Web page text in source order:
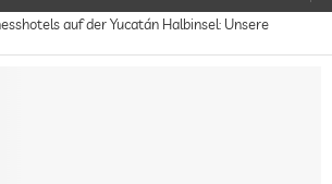
auf der Yucatán Halbinsel: Unsere